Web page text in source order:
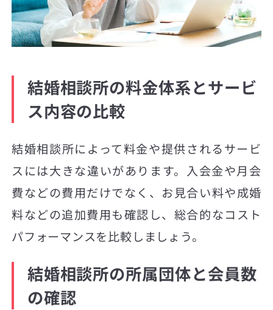
結婚相談所の料金体系とサービ
ス内容の比較
結婚相談所によって料金や提供されるサービ
スには大きな違いがあります。入会金や月会
費などの費用だけでなく、お見合い料や成婚
料などの追加費用も確認し、総合的なコスト
パフォーマンスを比較しましょう。
結婚相談所の所属団体と会員数
の確認